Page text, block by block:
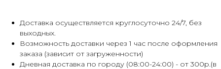
Доставка осуществляется круглосуточно 24/7, без
выходных.
Возможность доставки через 1 час после оформления
заказа (зависит от загруженности)
Дневная доставка по городу (08:00-24:00) - от 300р.(в